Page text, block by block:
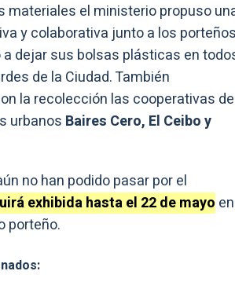
materiales el ministerio propuso
y colaborativa junto a los
dejar sus bolsas plásticas en
de la Ciudad. También
la recolección las cooperativas de
urbanos Baires Cero, El Ceibo y
no han podido pasar por el
exhibida hasta el 22 de mayo en
porteño.